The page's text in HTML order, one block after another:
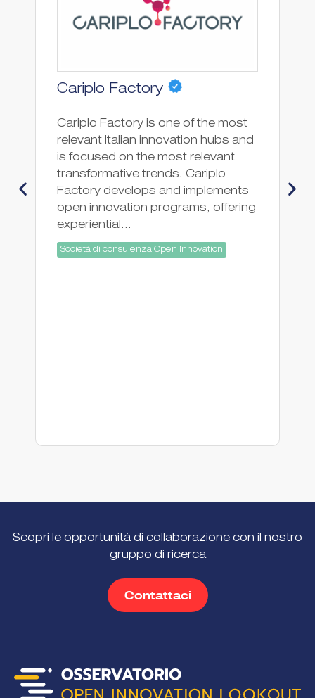
Cariplo Factory
Cariplo Factory is one of the most
relevant Italian innovation hubs and
is focused on the most relevant
transformative trends. Cariplo
Factory develops and implements
open innovation programs, offering
experiential...
Società di consulenza Open Innovation
Scopri le opportunità di collaborazione con il nostro
gruppo di ricerca
Contattaci